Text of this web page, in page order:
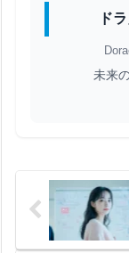
ド
未来